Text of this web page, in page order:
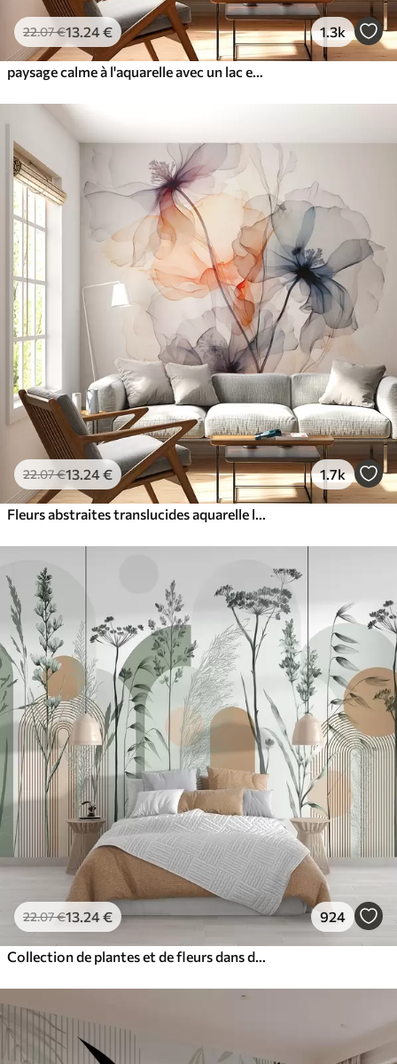
22.07€13 .24€ 1.3k
22.07€13 .24€ 1.7k
22.07€13 .24€ 924